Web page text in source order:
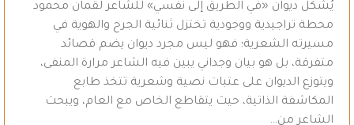
يُشكل ديوان «في الطريق إلى نفسي» للشاعر لقمان محمود
محطة تراجيدية ووجودية تختزل ثنائية الجرح والهوية في
مسيرته الشعرية؛ فهو ليس مجرد ديوان يضم قصائد
متفرقة، بل هو بيان وجداني يبين فيه الشاعر مرارة المنفى،
ويتوزع الديوان على عتبات نصية وشعرية تتخذ طابع
المكاشفة الذاتية، حيث يتقاطع الخاص مع العام، ويبحث
الشاعر من…